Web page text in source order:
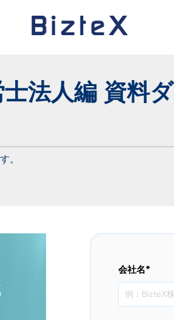
法人編 資料ダ
。
会社名*